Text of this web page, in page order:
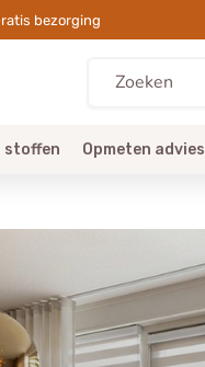
bezorging
stoffen Opmeten advies